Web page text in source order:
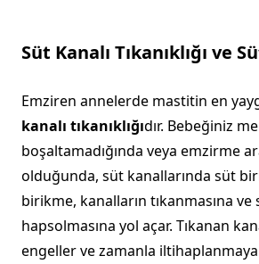
Süt Kanalı Tıkanıklığı ve
Emziren annelerde mastitin en
kanalı tıkanıklığıdır. Bebeğiniz
boşaltamadığında veya emzirme
olduğunda, süt kanallarında süt
birikme, kanalların tıkanmasına
hapsolmasına yol açar. Tıkanan
engeller ve zamanla iltihaplanmaya